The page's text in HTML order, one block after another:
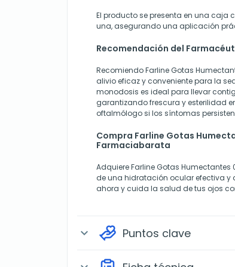
El producto se presenta en una caja
una, asegurando una aplicación
Recomendación del
Recomiendo Farline Gotas
alivio eficaz y conveniente para la
monodosis es ideal para llevar
garantizando frescura y esterilidad
oftalmólogo si los síntomas
Compra Farline Gotas
Farmaciabarata
Adquiere Farline Gotas
de una hidratación ocular efectiva y
ahora y cuida la salud de tus ojos
expand_more Puntos clave